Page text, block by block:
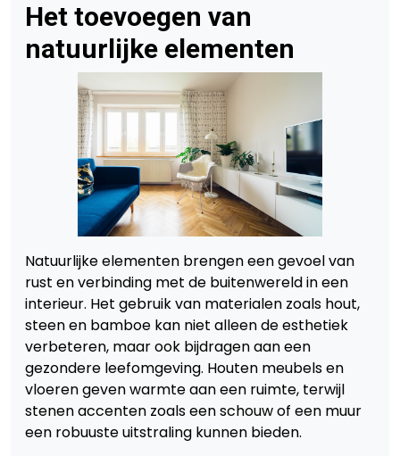
Het toevoegen van
natuurlijke elementen
Natuurlijke elementen brengen een gevoel van
rust en verbinding met de buitenwereld in een
interieur. Het gebruik van materialen zoals hout,
steen en bamboe kan niet alleen de esthetiek
verbeteren, maar ook bijdragen aan een
gezondere leefomgeving. Houten meubels en
vloeren geven warmte aan een ruimte, terwijl
stenen accenten zoals een schouw of een muur
een robuuste uitstraling kunnen bieden.